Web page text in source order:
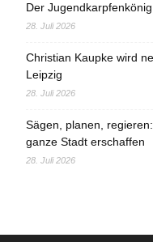
Der
28. Juli 2026
Christian Kaupke wird
Leipzig
28. Juli 2026
Sägen, planen,
ganze Stadt erschaffen
28. Juli 2026